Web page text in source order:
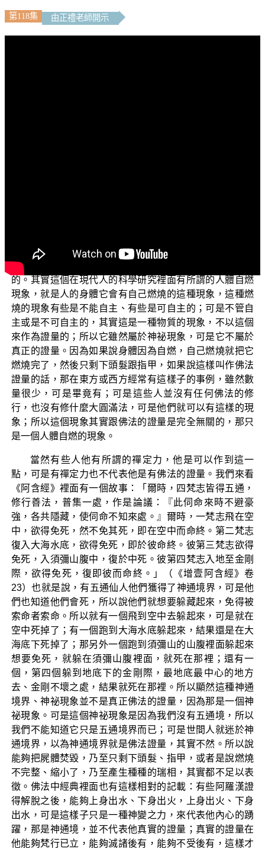
第118集 由正禮老師開示
這樣的記載，可是這樣的記載代表的是一種神祕現象，可
是這個神祕現象不代表佛陀的證量是以這樣來作為表徵
的。其實這個在現代人的科學研究裡面有所謂的人體自燃
現象，就是人的身體它會有自己燃燒的這種現象，這種燃
燒的現象有些是不能自主、有些是可自主的；可是不管自
主或是不可自主的，其實這是一種物質的現象，不以這個
來作為證量的；所以它雖然屬於神祕現象，可是它不屬於
真正的證量。因為如果說身體因為自燃，自己燃燒就把它
燃燒完了，然後只剩下頭髮跟指甲，如果說這樣叫作佛法
證量的話，那在東方或西方經常有這樣子的事例，雖然數
量很少，可是畢竟有；可是這些人並沒有任何佛法的修
行，也沒有修什麼大圓滿法，可是他們就可以有這樣的現
象；所以這個現象其實跟佛法的證量是完全無關的，那只
是一個人體自燃的現象。
當然有些人他有所謂的禪定力，他是可以作到這一
點，可是有禪定力也不代表他是有佛法的證量。我們來看
《阿含經》裡面有一個故事：「爾時，四梵志皆得五通，
修行善法，普集一處，作是論議：『此伺命來時不避豪
強，各共隱藏，使伺命不知來處。』爾時，一梵志飛在空
中，欲得免死，然不免其死，即在空中而命終。第二梵志
復入大海水底，欲得免死，即於彼命終。彼第三梵志欲得
免死，入須彌山腹中，復於中死。彼第四梵志入地至金剛
際，欲得免死，復即彼而命終。」（《增壹阿含經》卷
23）也就是說，有五通仙人他們獲得了神通境界，可是他
們也知道他們會死，所以說他們就想要躲藏起來，免得被
索命者索命。所以就有一個飛到空中去躲起來，可是就在
空中死掉了；有一個跑到大海水底躲起來，結果還是在大
海底下死掉了；那另外一個跑到須彌山的山腹裡面躲起來
想要免死，就躲在須彌山腹裡面，就死在那裡；還有一
個，第四個躲到地底下的金剛際，最地底最中心的地方
去、金剛不壞之處，結果就死在那裡。所以顯然這種神通
境界、神祕現象並不是真正佛法的證量，因為那是一個神
祕現象。可是這個神祕現象是因為我們沒有五通境，所以
我們不能知道它只是五通境界而已；可是世間人就迷於神
通境界，以為神通境界就是佛法證量，其實不然。所以說
能夠把屍體焚毀，乃至只剩下頭髮、指甲，或者是說燃燒
不完整、縮小了，乃至產生種種的瑞相，其實都不足以表
徵。佛法中經典裡面也有這樣相對的記載：有些阿羅漢證
得解脫之後，能夠上身出水、下身出火，上身出火、下身
出水，可是這樣子只是一種神變之力，來代表他內心的踴
躍，那是神通境，並不代表他真實的證量；真實的證量在
他能夠梵行已立，能夠滅諸後有，能夠不受後有，這樣才